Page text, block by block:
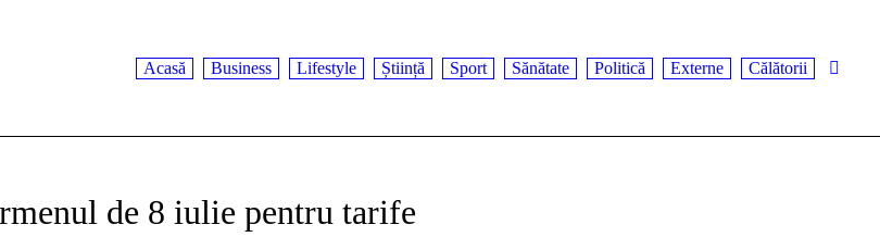
Acasă Business Lifestyle Știință Sport Sănătate Politică Externe Călătorii
de 8 iulie pentru tarife